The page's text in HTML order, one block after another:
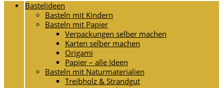
Bastelideen
Basteln mit Kindern
Basteln mit Papier
Verpackungen selber machen
Karten selber machen
Origami
Papier – alle Ideen
Basteln mit Naturmaterialien
Treibholz & Strandgut